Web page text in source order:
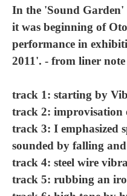
In the 'Sound Garden'
it was beginning of
performance in
2011'. - from liner note
track 1: starting by
track 2: improvisation
track 3: I emphasized
sounded by falling
track 4: steel wire
track 5: rubbing an